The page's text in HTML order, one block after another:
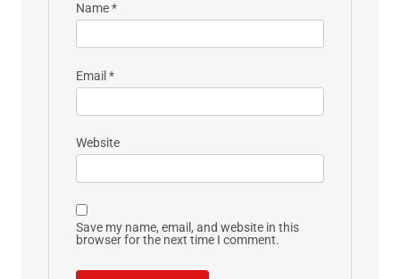
Name*
Email *
Website
Save my name, email, and website in this
browser for the next time I comment.